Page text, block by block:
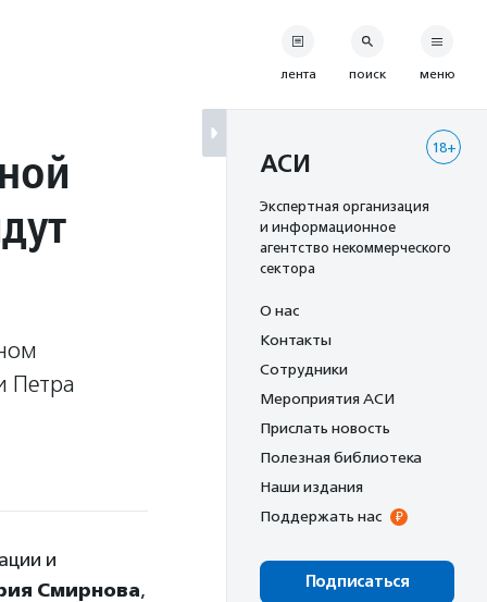
Петра
и
Смирнова,
лента поиск меню
18+
АСИ
Экспертная организация
и информационное
агентство некоммерческого
сектора
О нас
Контакты
Сотрудники
Мероприятия АСИ
Прислать новость
Полезная библиотека
Наши издания
Поддержать нас
Подписаться